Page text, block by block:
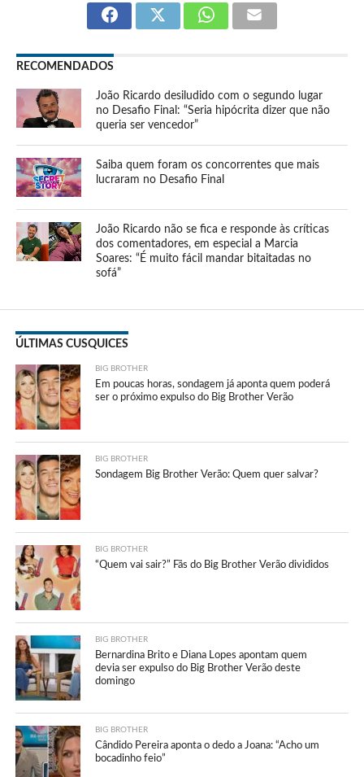
RECOMENDADOS
João Ricardo desiludido com o segundo lugar
no Desafio Final: “Seria hipócrita dizer que não
queria ser vencedor”
Saiba quem foram os concorrentes que mais
lucraram no Desafio Final
João Ricardo não se fica e responde às críticas
dos comentadores, em especial a Marcia
Soares: “É muito fácil mandar bitaitadas no
sofá”
ÚLTIMAS CUSQUICES
BIG BROTHER
Em poucas horas, sondagem já aponta quem poderá
ser o próximo expulso do Big Brother Verão
BIG BROTHER
Sondagem Big Brother Verão: Quem quer salvar?
BIG BROTHER
“Quem vai sair?” Fãs do Big Brother Verão divididos
BIG BROTHER
Bernardina Brito e Diana Lopes apontam quem
devia ser expulso do Big Brother Verão deste
domingo
BIG BROTHER
Cândido Pereira aponta o dedo a Joana: “Acho um
bocadinho feio”